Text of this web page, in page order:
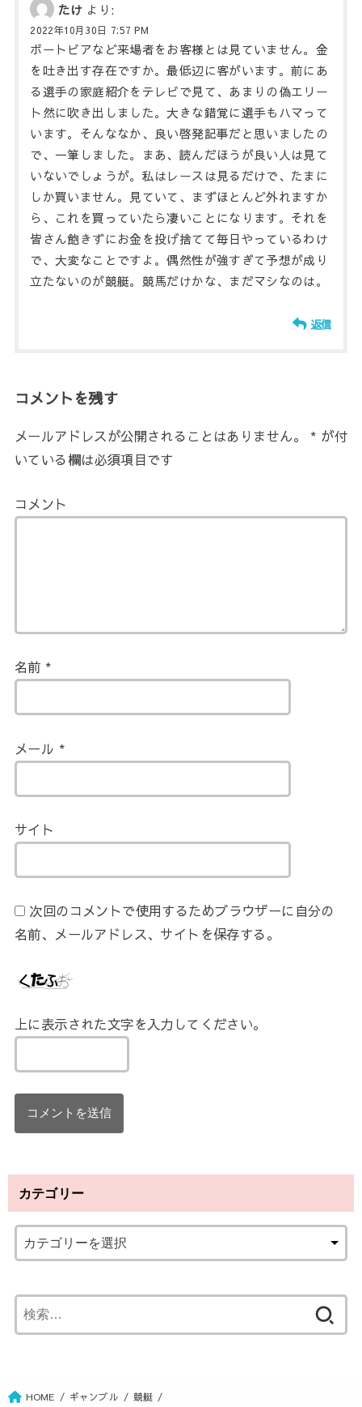
たけ より:
2022年10月30日 7:57 PM
ボートビアなど来場者をお客様とは見ていません。金
を吐き出す存在ですか。最低辺に客がいます。前にあ
る選手の家庭紹介をテレビで見て、あまりの偽エリー
ト然に吹き出しました。大きな錯覚に選手もハマって
います。そんななか、良い啓発記事だと思いましたの
で、一筆しました。まあ、読んだほうが良い人は見て
いないでしょうが。私はレースは見るだけで、たまに
しか買いません。見ていて、まずほとんど外れますか
ら、これを買っていたら凄いことになります。それを
皆さん飽きずにお金を投げ捨てて毎日やっているわけ
で、大変なことですよ。偶然性が強すぎて予想が成り
立たないのが競艇。競馬だけかな、まだマシなのは。
返信
コメントを残す
メールアドレスが公開されることはありません。 * が付
いている欄は必須項目です
コメント
名前 *
メール *
サイト
次回のコメントで使用するためブラウザーに自分の
名前、メールアドレス、サイトを保存する。
上に表示された文字を入力してください。
カテゴリー
索
HOME ギャンブル 競艇